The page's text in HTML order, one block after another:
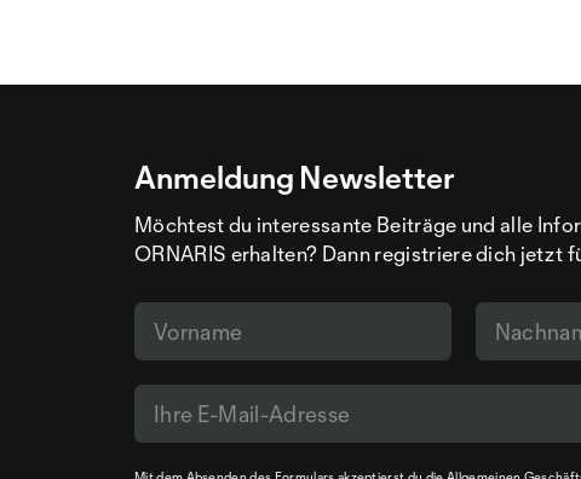
Anmeldung Newsletter
Möchtest du interessante Beiträge und alle
ORNARIS erhalten? Dann registriere dich jetzt